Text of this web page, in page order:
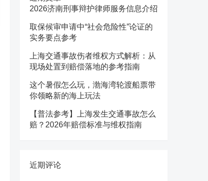
2026济南刑事辩护律师服务信息介绍
取保候审申请中“社会危险性”论证的
实务要点参考
上海交通事故伤者维权方式解析：从
现场处置到赔偿落地的参考指南
这个暑假怎么玩，渤海湾轮渡船票带
你领略新的海上玩法
【普法参考】上海发生交通事故怎么
赔？2026年赔偿标准与维权指南
近期评论